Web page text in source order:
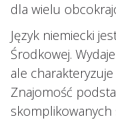
dla wielu
Język niemiecki
Środkowej.
ale
Znajomość